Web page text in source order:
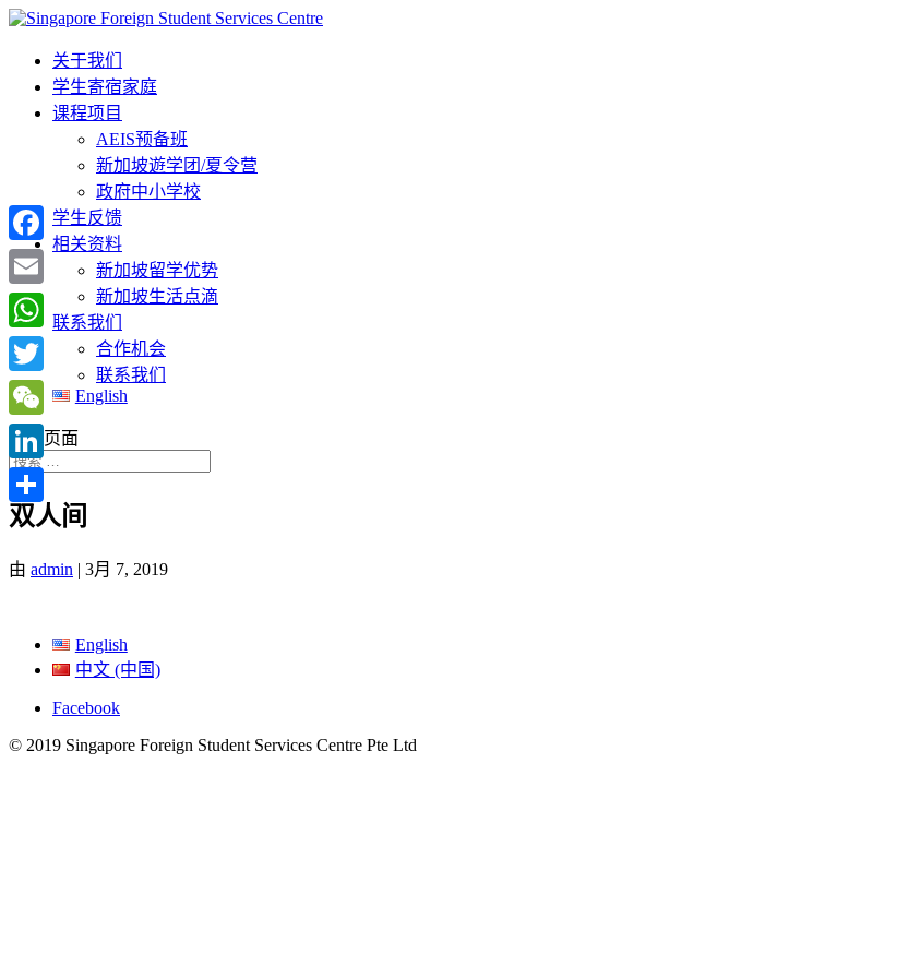
关于我们
学生寄宿家庭
课程项目
AEIS预备班
新加坡遊学团/夏令营
政府中小学校
学生反馈
相关资料
新加坡留学优势
新加坡生活点滴
联系我们
合作机会
联系我们
English
选择页面
双人间
由 admin | 3月 7, 2019
English
中文 (中国)
Facebook
© 2019 Singapore Foreign Student Services Centre Pte Ltd
Facebook
Email
WhatsApp
Twitter
WeChat
LinkedIn
分